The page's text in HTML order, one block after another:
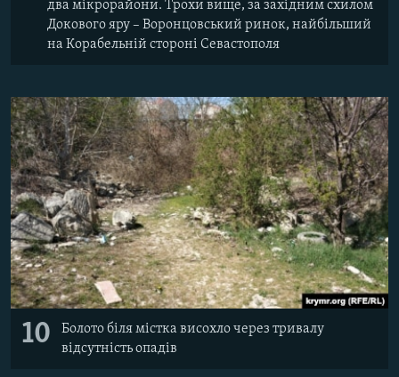
два мікрорайони. Трохи вище, за західним схилом
Докового яру – Воронцовський ринок, найбільший
на Корабельній стороні Севастополя
10
Болото біля містка висохло через тривалу
відсутність опадів